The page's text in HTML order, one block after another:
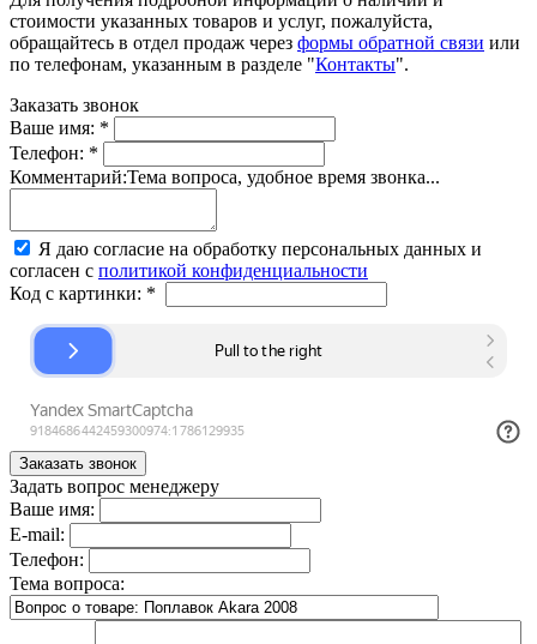
стоимости указанных товаров и услуг, пожалуйста,
обращайтесь в отдел продаж через формы обратной связи или
по телефонам, указанным в разделе "Контакты".
Заказать звонок
Ваше имя: *
Телефон: *
Комментарий:Тема вопроса, удобное время звонка...
Я даю согласие на обработку персональных данных и
согласен с политикой конфиденциальности
Код с картинки: *
Задать вопрос менеджеру
Ваше имя:
E-mail:
Телефон:
Тема вопроса: